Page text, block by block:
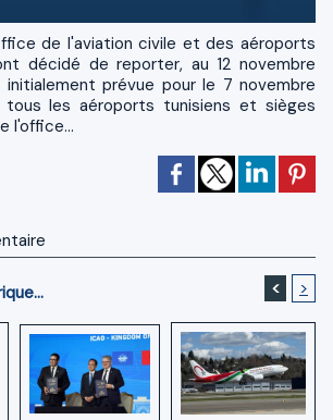
décidé de reporter, au 12 novembre
initialement prévue pour le 7 novembre
les aéroports tunisiens et sièges
l'office...
< >